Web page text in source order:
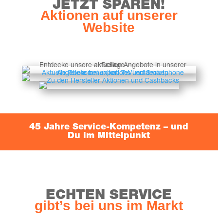
JETZT SPA­REN!
Aktio­nen auf unse­rer
Website
45 Jah­re Ser­vice-Kom­pe­tenz – und
Du im Mittelpunkt
ECH­TEN SERVICE
gibt’s bei uns im Markt